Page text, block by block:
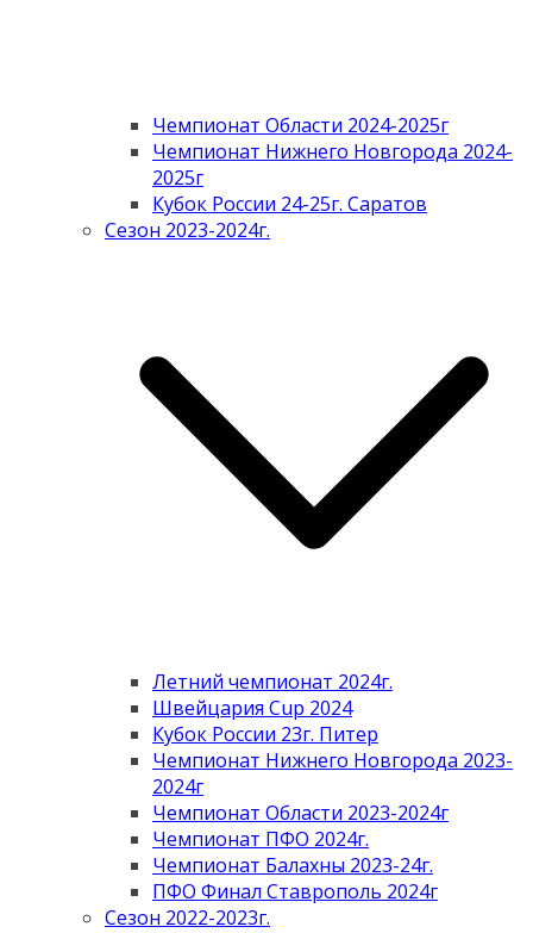
Чемпионат Области 2024-2025г
Чемпионат Нижнего Новгорода 2024-
2025г
Кубок России 24-25г. Саратов
Сезон 2023-2024г.
Летний чемпионат 2024г.
Швейцария Cup 2024
Кубок России 23г. Питер
Чемпионат Нижнего Новгорода 2023-
2024г
Чемпионат Области 2023-2024г
Чемпионат ПФО 2024г.
Чемпионат Балахны 2023-24г.
ПФО Финал Ставрополь 2024г
Сезон 2022-2023г.